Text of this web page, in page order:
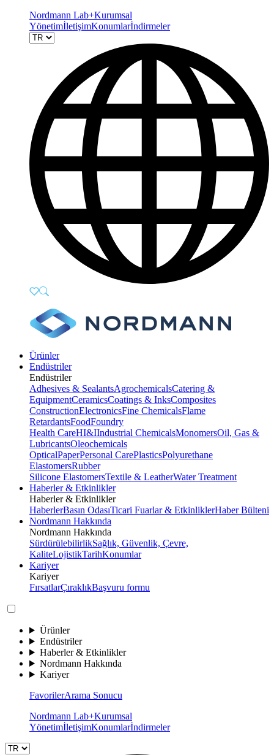
Nordmann Lab+Kurumsal
YönetimİletişimKonumlarİndirmeler
Ürünler
Endüstriler
Endüstriler
Adhesives & SealantsAgrochemicalsCatering &
EquipmentCeramicsCoatings & InksComposites
ConstructionElectronicsFine ChemicalsFlame
RetardantsFoodFoundry
Health CareHI&IIndustrial ChemicalsMonomersOil, Gas &
LubricantsOleochemicals
OpticalPaperPersonal CarePlasticsPolyurethane
ElastomersRubber
Silicone ElastomersTextile & LeatherWater Treatment
Haberler & Etkinlikler
Haberler & Etkinlikler
HaberlerBasın OdasıTicari Fuarlar & EtkinliklerHaber Bülteni
Nordmann Hakkında
Nordmann Hakkında
SürdürülebilirlikSağlık, Güvenlik, Çevre,
KaliteLojistikTarihKonumlar
Kariyer
Kariyer
FırsatlarÇıraklıkBaşvuru formu
Ürünler
Endüstriler
Haberler & Etkinlikler
Nordmann Hakkında
Kariyer
FavorilerArama Sonucu
Nordmann Lab+Kurumsal
YönetimİletişimKonumlarİndirmeler